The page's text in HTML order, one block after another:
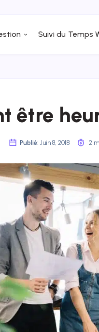
Suivi du Temps
être
Publié: Juin 8, 2018 2